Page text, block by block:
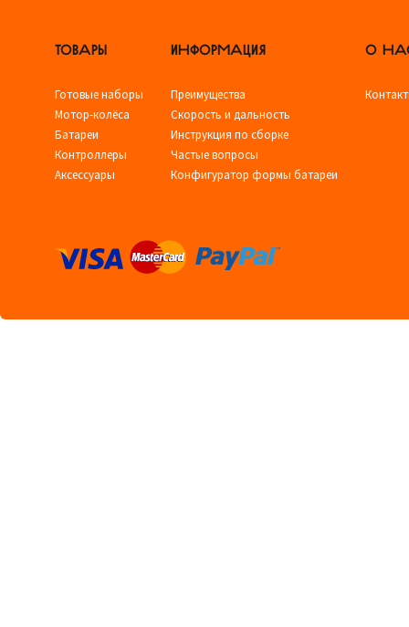
ТОВАРЫ
Готовые наборы
Мотор-колёса
Батареи
Контроллеры
Аксессуары
ИНФОРМАЦИЯ
Преимущества
Скорость и дальность
Инструкция по сборке
Частые вопросы
Конфигуратор формы батареи
О